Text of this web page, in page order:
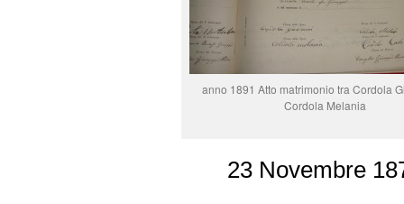
anno 1891 Atto matrimonio tra Cordola
Cordola Melania
23 Novembre